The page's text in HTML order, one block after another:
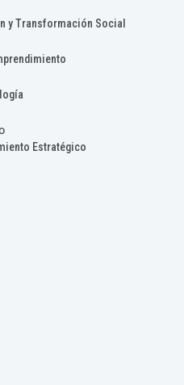
y Transformación Social
Estratégico